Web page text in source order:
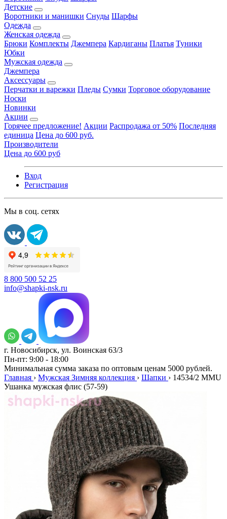
Детские
Воротники и манишки Снуды Шарфы
Одежда
Женская одежда
Брюки Комплекты Джемпера Кардиганы Платья Туники
Юбки
Мужская одежда
Джемпера
Аксессуары
Перчатки и варежки Пледы Сумки Торговое оборудование
Носки
Новинки
Акции
Горячее предложение! Акции Распродажа от 50% Последняя
единица Цена до 600 руб.
Производители
Цена до 600 руб
Вход
Регистрация
Мы в соц. сетях
8 800 500 52 25
info@shapki-nsk.ru
г. Новосибирск, ул. Воинская 63/3
Пн-пт: 9:00 - 18:00
Минимальная сумма заказа по оптовым ценам 5000 рублей.
Главная › Мужская Зимняя коллекция › Шапки › 14534/2 MMU
Ушанка мужская флис (57-59)